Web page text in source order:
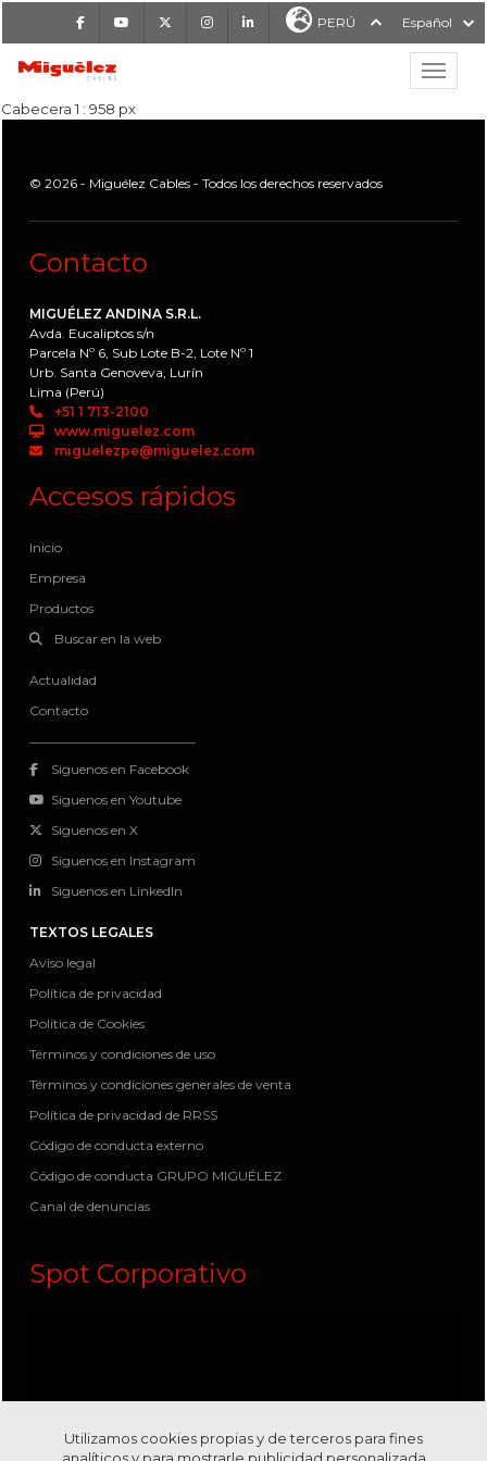
FacebookYoutube InstagramLinkedIn PERÚ Español
MIGUÉLEZ CABLES
Cabecera 1 : 958 px
© 2026 - Miguélez Cables - Todos los derechos reservados
Contacto
MIGUÉLEZ ANDINA S.R.L.
Avda. Eucaliptos s/n
Parcela Nº 6, Sub Lote B-2, Lote Nº 1
Urb. Santa Genoveva, Lurín
Lima (Perú)
+51 1 713-2100
www.miguelez.com
miguelezpe@miguelez.com
Accesos rápidos
Inicio
Empresa
Productos
Buscar en la web
Actualidad
Contacto
Siguenos en Facebook
Siguenos en Youtube
Siguenos en X
Siguenos en Instagram
Siguenos en LinkedIn
TEXTOS LEGALES
Aviso legal
Política de privacidad
Política de Cookies
Términos y condiciones de uso
Términos y condiciones generales de venta
Política de privacidad de RRSS
Código de conducta externo
Código de conducta GRUPO MIGUÉLEZ
Canal de denuncias
Spot Corporativo
Utilizamos cookies propias y de terceros para fines